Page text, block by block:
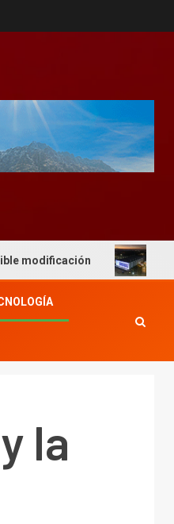
El 2°
la